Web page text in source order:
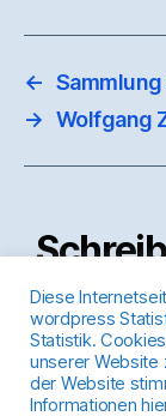
←
→ Wolfgang
Du musst
abzugeben.
Diese
wordpress
Statistik.
unserer Website
der Website
Informationen